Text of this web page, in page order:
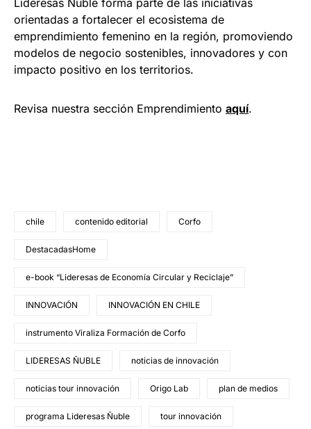
Lideresas Ñuble forma parte de las iniciativas
orientadas a fortalecer el ecosistema de
emprendimiento femenino en la región, promoviendo
modelos de negocio sostenibles, innovadores y con
impacto positivo en los territorios.
Revisa nuestra sección Emprendimiento aquí.
chile contenido editorial Corfo
DestacadasHome
e-book “Lideresas de Economía Circular y Reciclaje”
INNOVACIÓN INNOVACIÓN EN CHILE
instrumento Viraliza Formación de Corfo
LIDERESAS ÑUBLE noticias de innovación
noticias tour innovación Origo Lab plan de medios
programa Lideresas Ñuble tour innovación